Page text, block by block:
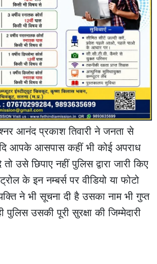
आनंद प्रकाश तिवारी ने जनता से
आपके आसपास कहीं भी कोई अपराध
उसे छिपाए नहीं पुलिस द्वारा जारी किए
के इन नम्बर्स पर वीडियो या फोटो
ने भी सूचना दी है उसका नाम भी गुप्त
पुलिस उसकी पूरी सुरक्षा की जिम्मेदारी